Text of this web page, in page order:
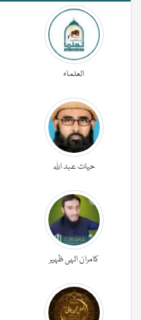
العلماء
حیات عبد اللہ
کامران الہی ظہیر